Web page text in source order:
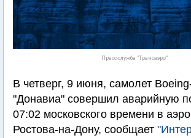
Пресс-служба "Трансаэро"
В четверг, 9 июня, самолет
"Донавиа" совершил аварийную
07:02 московского времени в
Ростова-на-Дону, сообщает